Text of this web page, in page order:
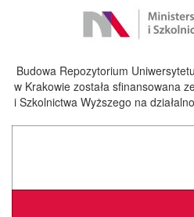
Budowa Repozytorium
w Krakowie została sfinansowana
i Szkolnictwa Wyższego na